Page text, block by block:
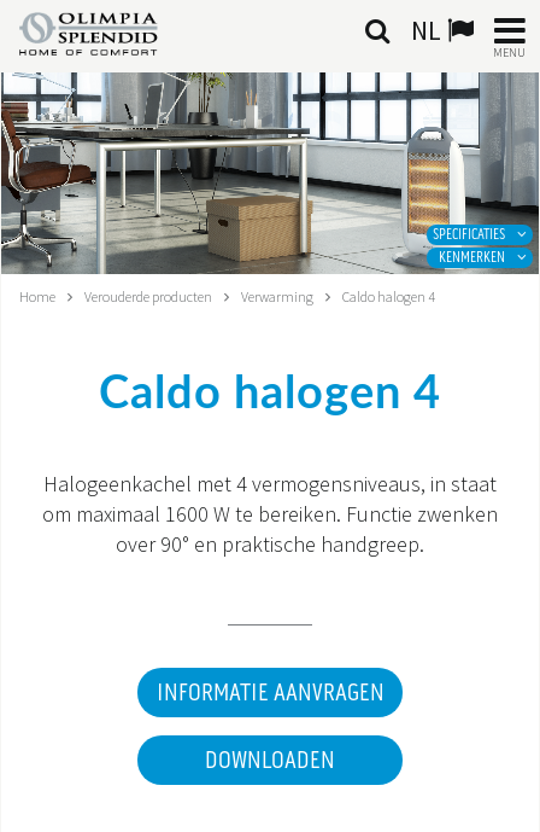
NL
MENU
NEDERLANDSE
HOME
KLIMAATREGELING
VERWARMING
GEÏNTEGREERDE SYSTEMEN
WERELD OS
SPECIFICATIES
KENMERKEN
Home Verouderde producten Verwarming Caldo halogen 4
Caldo halogen 4
Halogeenkachel met 4 vermogensniveaus, in staat
om maximaal 1600 W te bereiken. Functie zwenken
over 90° en praktische handgreep.
INFORMATIE AANVRAGEN
DOWNLOADEN